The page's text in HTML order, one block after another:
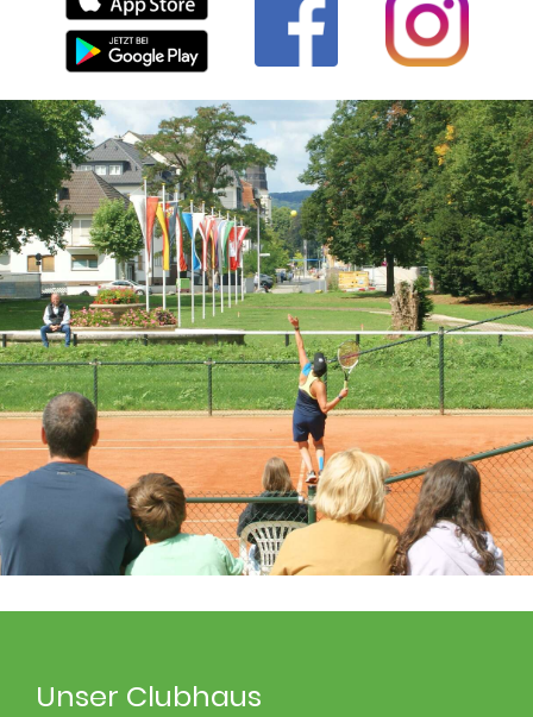
Unser Clubhaus